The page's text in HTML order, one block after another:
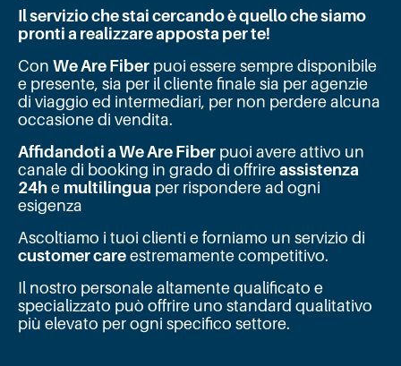
Il servizio che stai cercando è quello che siamo
pronti a realizzare apposta per te!
Con We Are Fiber puoi essere sempre disponibile
e presente, sia per il cliente finale sia per agenzie
di viaggio ed intermediari, per non perdere alcuna
occasione di vendita.
Affidandoti a We Are Fiber puoi avere attivo un
canale di booking in grado di offrire assistenza
24h e multilingua per rispondere ad ogni
esigenza
Ascoltiamo i tuoi clienti e forniamo un servizio di
customer care estremamente competitivo.
Il nostro personale altamente qualificato e
specializzato può offrire uno standard qualitativo
più elevato per ogni specifico settore.